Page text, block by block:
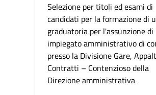
Selezione per titoli ed esami di
candidati per la formazione di
graduatoria per l'assunzione di
impiegato amministrativo di
presso la Divisione Gare,
Contratti – Contenzioso della
Direzione amministrativa